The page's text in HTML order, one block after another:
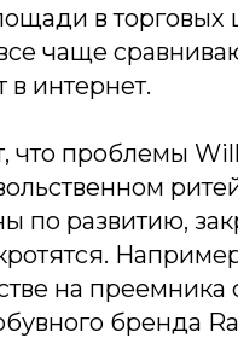
в торговых
чаще
в интернет.
что проблемы
по развитию,
на преемника
бренда